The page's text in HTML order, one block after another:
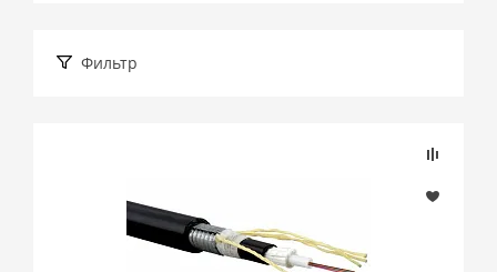
Фильтр
Розничная цена